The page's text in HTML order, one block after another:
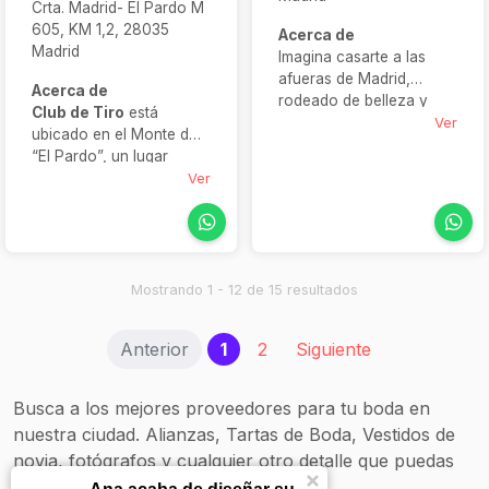
Crta. Madrid- El Pardo M
605, KM 1,2, 28035
Madrid
Acerca de
Club de Tiro está
ubicado en el Monte de
“El Pardo”, un lugar
considerado como uno
entornos mejor cuidados
minutos del centro de
espectaculares jardines y
elementos que harán
inclinar la balanza para
celebrar tu boda en este
lugar lleno de magia.
Ver
Acerca de
Imagina casarte a las
afueras de Madrid,
rodeado de belleza y
con todas las facilidades
unen a la naturaleza, los
terrazas— están
emociones y el servicio
cuida cada detalle.
floral hasta la
coordinación musical, su
equipo acompaña a las
parejas paso a paso,
Ver
Mostrando 1 - 12 de 15 resultados
Anterior 1(current)
2 Siguiente
Busca a los mejores proveedores para tu boda en
nuestra ciudad. Alianzas, Tartas de Boda, Vestidos de
novia, fotógrafos y cualquier otro detalle que puedas